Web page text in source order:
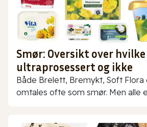
Smør: Oversikt over
ultraprosessert og ikke
Både Brelett, Bremykt, Soft
omtales ofte som smør. Men alle